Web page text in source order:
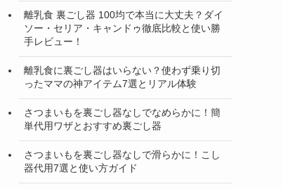
離乳食 裏ごし器 100均で本当に大丈夫？ダイ
ソー・セリア・キャンドゥ徹底比較と使い勝
手レビュー！
離乳食に裏ごし器はいらない？使わず乗り切
ったママの神アイテム7選とリアル体験
さつまいもを裏ごし器なしでなめらかに！簡
単代用ワザとおすすめ裏ごし器
さつまいもを裏ごし器なしで滑らかに！こし
器代用7選と使い方ガイド